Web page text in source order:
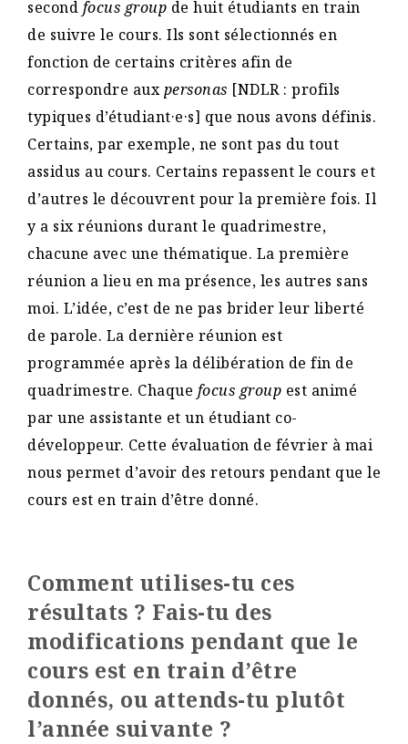
second focus group de huit étudiants en train
de suivre le cours. Ils sont sélectionnés en
fonction de certains critères afin de
correspondre auxpersonas [NDLR : profils
typiques d’étudiant·e·s] que nous avons définis.
Certains, par exemple, ne sont pas du tout
assidus au cours. Certains repassent le cours et
d’autres le découvrent pour la première fois. Il
y a six réunions durant le quadrimestre,
chacune avec une thématique. La première
réunion a lieu en ma présence, les autres sans
moi. L’idée, c’est de ne pas brider leur liberté
de parole. La dernière réunion est
programmée après la délibération de fin de
quadrimestre. Chaque focus group est animé
par une assistante et un étudiant co-
développeur. Cette évaluation de février à mai
nous permet d’avoir des retours pendant que le
cours est en train d’être donné.
Comment utilises-tu ces
résultats ? Fais-tu des
modifications pendant que le
cours est en train d’être
donnés, ou attends-tu plutôt
l’année suivante ?